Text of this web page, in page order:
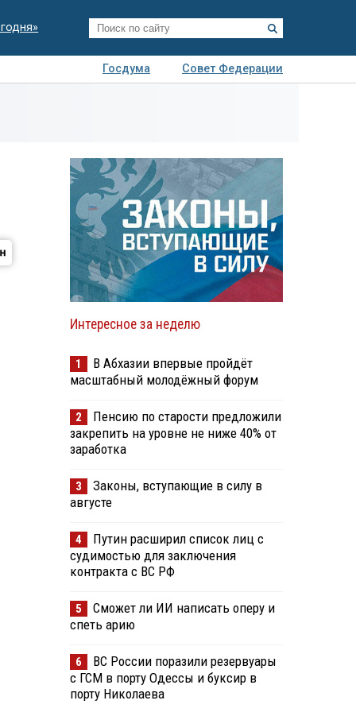
Госдума
Совет Федерации
Интересное за неделю
1
В Абхазии впервые пройдёт
масштабный молодёжный форум
2
Пенсию по старости предложили
закрепить на уровне не ниже 40% от
заработка
3
Законы, вступающие в силу в
августе
4
Путин расширил список лиц с
судимостью для заключения
контракта с ВС РФ
5
Сможет ли ИИ написать оперу и
спеть арию
6
ВС России поразили резервуары
с ГСМ в порту Одессы и буксир в
порту Николаева